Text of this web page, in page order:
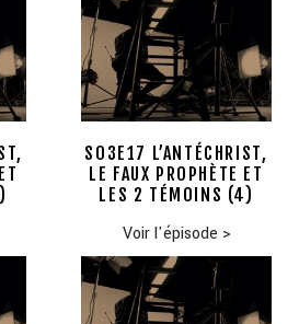
S03E17 L’ANTÉCHRIST,
LE FAUX PROPHÈTE ET
LES 2 TÉMOINS (4)
Voir l'épisode >